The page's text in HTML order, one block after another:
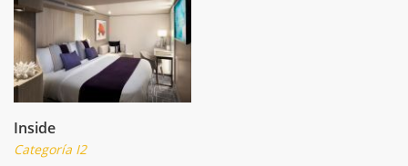
Inside
Categoría I2